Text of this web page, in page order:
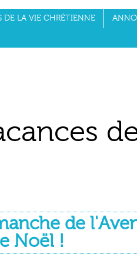
DE LA VIE CHRÉTIENNE
de
Noël !